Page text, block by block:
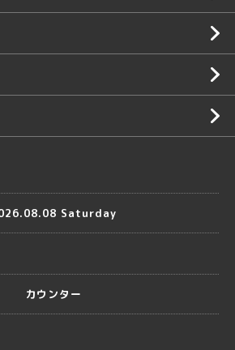
Saturday
カウンター